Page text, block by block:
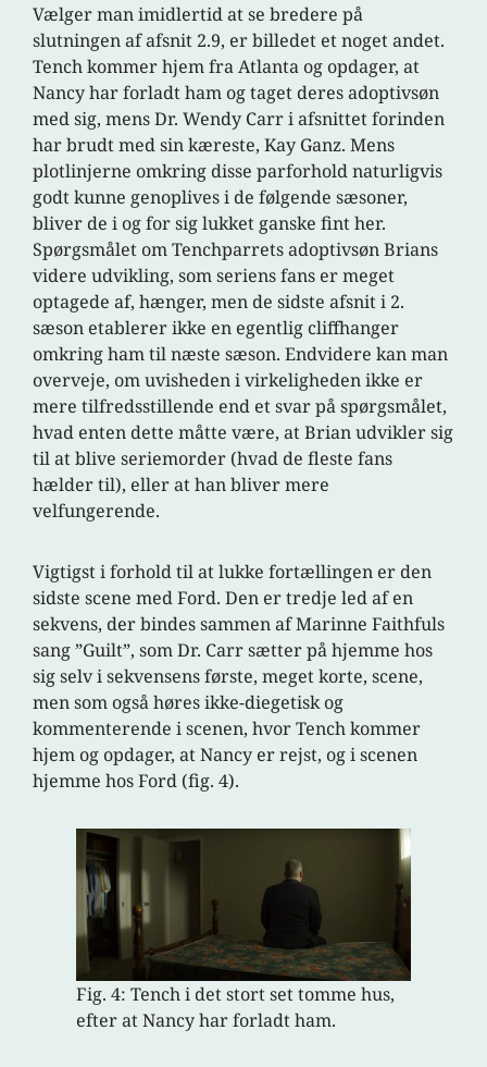
Vælger man imidlertid at se bredere på
slutningen af afsnit 2.9, er billedet et noget andet.
Tench kommer hjem fra Atlanta og opdager, at
Nancy har forladt ham og taget deres adoptivsøn
med sig, mens Dr. Wendy Carr i afsnittet forinden
har brudt med sin kæreste, Kay Ganz. Mens
plotlinjerne omkring disse parforhold naturligvis
godt kunne genoplives i de følgende sæsoner,
bliver de i og for sig lukket ganske fint her.
Spørgsmålet om Tenchparrets adoptivsøn Brians
videre udvikling, som seriens fans er meget
optagede af, hænger, men de sidste afsnit i 2.
sæson etablerer ikke en egentlig cliffhanger
omkring ham til næste sæson. Endvidere kan man
overveje, om uvisheden i virkeligheden ikke er
mere tilfredsstillende end et svar på spørgsmålet,
hvad enten dette måtte være, at Brian udvikler sig
til at blive seriemorder (hvad de fleste fans
hælder til), eller at han bliver mere
velfungerende.
Vigtigst i forhold til at lukke fortællingen er den
sidste scene med Ford. Den er tredje led af en
sekvens, der bindes sammen af Marinne Faithfuls
sang ”Guilt”, som Dr. Carr sætter på hjemme hos
sig selv i sekvensens første, meget korte, scene,
men som også høres ikke-diegetisk og
kommenterende i scenen, hvor Tench kommer
hjem og opdager, at Nancy er rejst, og i scenen
hjemme hos Ford (fig. 4).
Fig. 4: Tench i det stort set tomme hus,
efter at Nancy har forladt ham.